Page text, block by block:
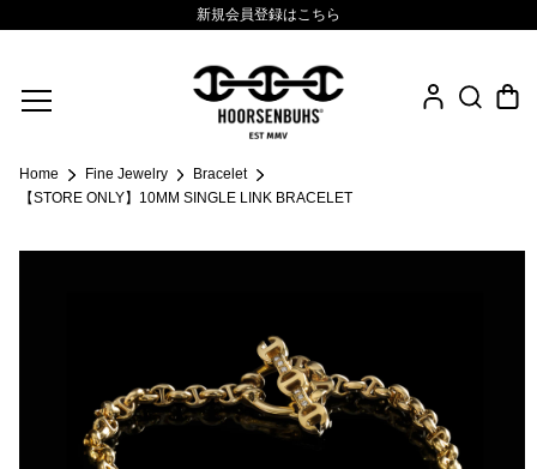
.925 Sterling
新規会員登録はこちら
Home Fine Jewelry
Bracelet
【STORE ONLY】10MM SINGLE LINK BRACELET